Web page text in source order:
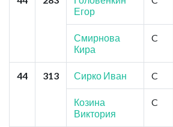
Егор
Смирнова
Кира
C
44 313 Сирко Иван C
Козина
Виктория
C